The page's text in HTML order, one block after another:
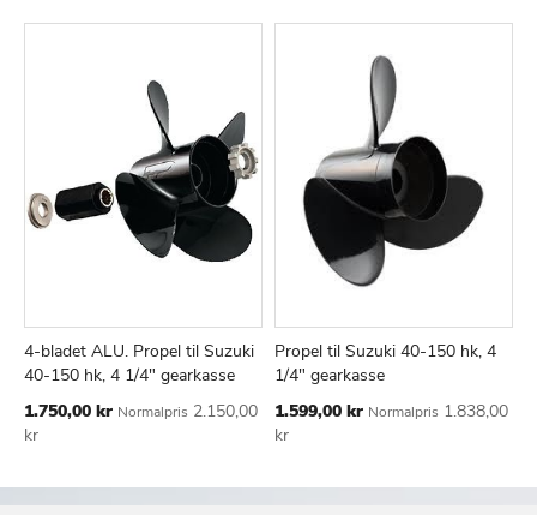
Læg i kurv
TILFØJ
ØNSKE
SAMMENLIGN
4-bladet ALU. Propel til Suzuki
40-150 hk, 4 1/4" gearkasse
Tilbudspris
1.750,00 kr Normalpris 2.150,00
kr
Læg i kurv
ØNSKE
Propel til Suzuki 40-150 hk, 4
1/4" gearkasse
Tilbudspris
1.599,00 kr Normalpris 1.838,00
kr